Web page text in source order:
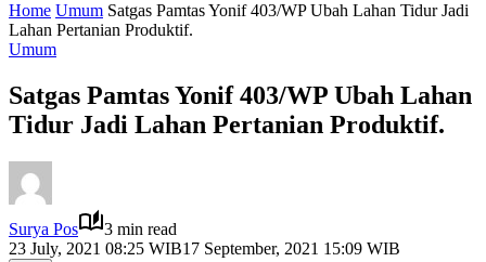
Home Umum Satgas Pamtas Yonif 403/WP Ubah Lahan Tidur Jadi
Lahan Pertanian Produktif.
Umum
Satgas Pamtas Yonif 403/WP Ubah Lahan
Tidur Jadi Lahan Pertanian Produktif.
Surya Pos
3 min read
23 July, 2021 08:25 WIB17 September, 2021 15:09 WIB